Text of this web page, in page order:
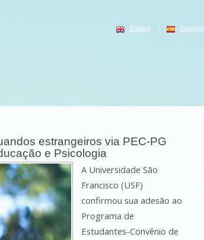
English | Español
estrangeiros via PEC-PG
e Psicologia
A Universidade São
Francisco (USF)
confirmou sua adesão ao
Programa de
Estudantes-Convênio de